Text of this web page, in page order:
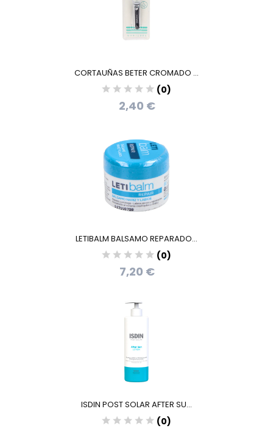
CORTAUÑAS BETER CROMADO ...
(0)
2,40 €
LETIBALM BALSAMO REPARADO...
(0)
7,20 €
ISDIN POST SOLAR AFTER SU...
(0)